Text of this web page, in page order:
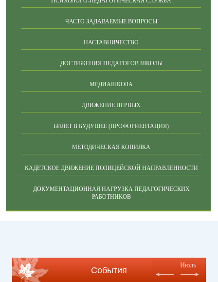
ЧАСТО ЗАДАВАЕМЫЕ ВОПРОСЫ
НАСТАВНИЧЕСТВО
ДОСТИЖЕНИЯ ПЕДАГОГОВ ШКОЛЫ
МЕДИАШКОЛА
ДВИЖЕНИЕ ПЕРВЫХ
БИЛЕТ В БУДУЩЕЕ (ПРОФОРИЕНТАЦИЯ)
МЕТОДИЧЕСКАЯ КОПИЛКА
КАДЕТСКОЕ ДВИЖЕНИЕ ПОЛИЦЕЙСКОЙ НАПРАВЛЕННОСТИ
ДОКУМЕНТАЦИОННАЯ НАГРУЗКА ПЕДАГОГИЧЕСКИХ
РАБОТНИКОВ
События
Июль